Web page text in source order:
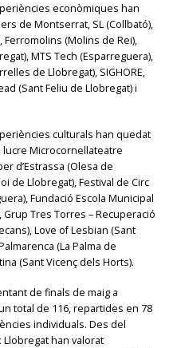
econòmiques han
de Montserrat, SL (Collbató),
Ferromolins (Molins de Rei),
MTS Tech (Esparreguera),
de Llobregat), SIGHORE,
(Sant Feliu de Llobregat) i
culturals han quedat
Microcornellateatre
d’Estrassa (Olesa de
de Llobregat), Festival de Circ
Fundació Escola Municipal
Tres Torres – Recuperació
Love of Lesbian (Sant
(La Palma de
(Sant Vicenç dels Horts).
de finals de maig a
total de 116, repartides en 78
individuals. Des del
Llobregat han valorat